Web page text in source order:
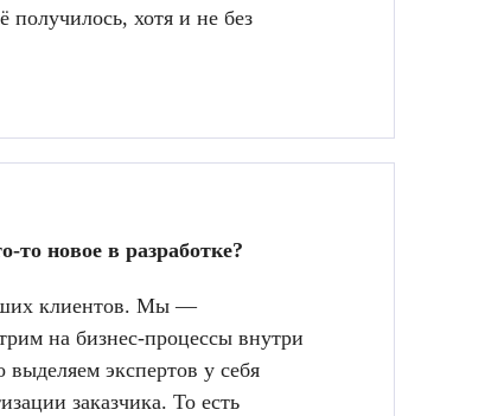
хотя и не без
то новое в разработке?
клиентов. Мы —
на бизнес-процессы внутри
экспертов у себя
заказчика. То есть